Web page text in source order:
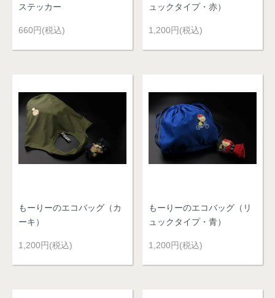
ステッカー
660円(税込)
ュックタイプ・赤）
1,200円(税込)
もーりーのエコバッグ（カ
ーキ）
1,200円(税込)
もーりーのエコバッグ（リ
ュックタイプ・青）
1,200円(税込)